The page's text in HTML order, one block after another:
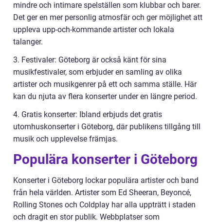
mindre och intimare spelställen som klubbar och barer.
Det ger en mer personlig atmosfär och ger möjlighet att
uppleva upp-och-kommande artister och lokala
talanger.
3. Festivaler: Göteborg är också känt för sina
musikfestivaler, som erbjuder en samling av olika
artister och musikgenrer på ett och samma ställe. Här
kan du njuta av flera konserter under en längre period.
4. Gratis konserter: Ibland erbjuds det gratis
utomhuskonserter i Göteborg, där publikens tillgång till
musik och upplevelse främjas.
Populära konserter i Göteborg
Konserter i Göteborg lockar populära artister och band
från hela världen. Artister som Ed Sheeran, Beyoncé,
Rolling Stones och Coldplay har alla uppträtt i staden
och dragit en stor publik. Webbplatser som